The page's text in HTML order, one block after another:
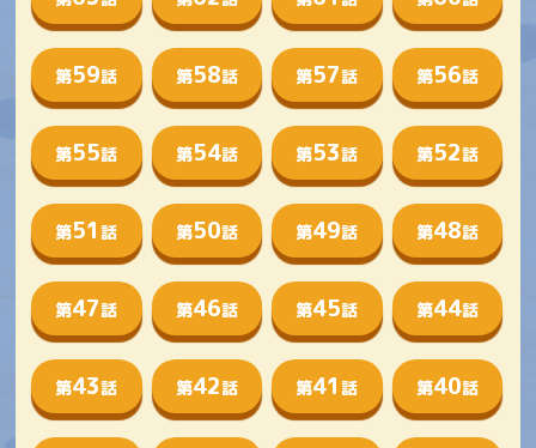
第59話 第58話 第57話 第56話
第55話 第54話 第53話 第52話
第51話 第50話 第49話 第48話
第47話 第46話 第45話 第44話
第43話 第42話 第41話 第40話